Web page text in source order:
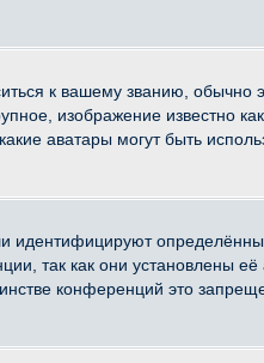
к вашему званию, обычно
изображение известно
аватары могут быть
так как они установлены
конференций это